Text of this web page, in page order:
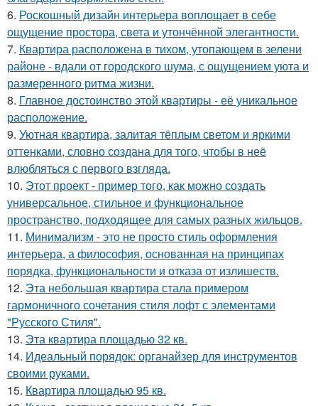
6. Роскошный дизайн интерьера воплощает в себе
ощущение простора, света и утончённой элегантности.
7. Квартира расположена в тихом, утопающем в зелени
районе - вдали от городского шума, с ощущением уюта и
размеренного ритма жизни.
8. Главное достоинство этой квартиры - её уникальное
расположение.
9. Уютная квартира, залитая тёплым светом и яркими
оттенками, словно создана для того, чтобы в неё
влюбляться с первого взгляда.
10. Этот проект - пример того, как можно создать
универсальное, стильное и функциональное
пространство, подходящее для самых разных жильцов.
11. Минимализм - это не просто стиль оформления
интерьера, а философия, основанная на принципах
порядка, функциональности и отказа от излишеств.
12. Эта небольшая квартира стала примером
гармоничного сочетания стиля лофт с элементами
"Русского Стиля".
13. Эта квартира площадью 32 кв.
14. Идеальный порядок: органайзер для инструментов
своими руками.
15. Квартира площадью 95 кв.